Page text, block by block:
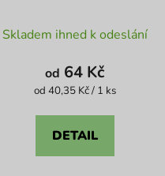
hodnocení
produktu
je
z
Skladem ihned k odeslání
od 64 Kč
Měrná
od 40,35 Kč / 1 ks
DETAIL